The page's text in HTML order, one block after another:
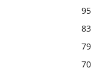
95
83
79
70